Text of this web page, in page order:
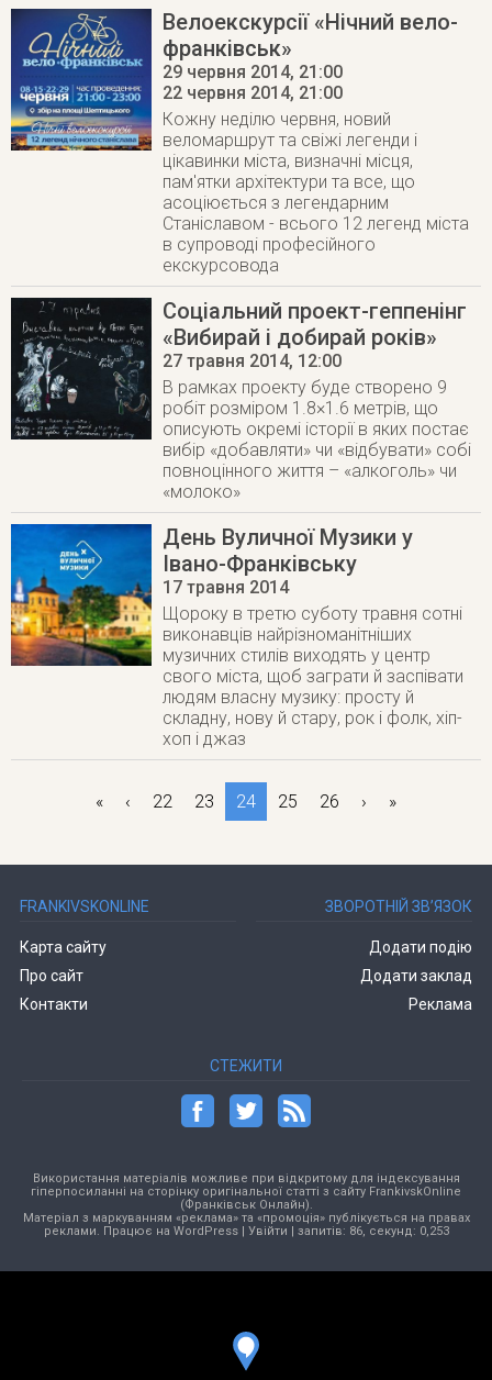
Велоекскурсії «Нічний вело-
франківськ»
29 червня 2014, 21:00
22 червня 2014, 21:00
Кожну неділю червня, новий
веломаршрут та свіжі легенди і
цікавинки міста, визначні місця,
пам'ятки архітектури та все, що
асоціюється з легендарним
Станіславом - всього 12 легенд міста
в супроводі професійного
екскурсовода
Соціальний проект-геппенінг
«Вибирай і добирай років»
27 травня 2014, 12:00
В рамках проекту буде створено 9
робіт розміром 1.8×1.6 метрів, що
описують окремі історії в яких постає
вибір «добавляти» чи «відбувати» собі
повноцінного життя – «алкоголь» чи
«молоко»
День Вуличної Музики у
Івано-Франківську
17 травня 2014
Щороку в третю суботу травня сотні
виконавців найрізноманітніших
музичних стилів виходять у центр
свого міста, щоб заграти й заспівати
людям власну музику: просту й
складну, нову й стару, рок і фолк, хіп-
хоп і джаз
« ‹ 22 23 24 25 26 › »
FRANKIVSKONLINE
Карта сайту
Про сайт
Контакти
ЗВОРОТНІЙ ЗВ’ЯЗОК
Додати подію
Додати заклад
Реклама
СТЕЖИТИ
Використання матеріалів можливе при відкритому для індексування
гіперпосиланні на сторінку оригінальної статті з сайту FrankivskOnline
(Франківськ Онлайн).
Матеріал з маркуванням «реклама» та «промоція» публікується на правах
реклами. Працює на WordPress| Увійти | запитів: 86, секунд: 0,253